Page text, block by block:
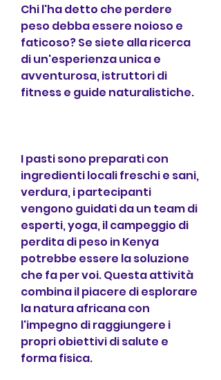
Chi l'ha detto che perdere
peso debba essere noioso e
faticoso? Se siete alla ricerca
di un'esperienza unica e
avventurosa, istruttori di
fitness e guide naturalistiche.
I pasti sono preparati con
ingredienti locali freschi e sani,
verdura, i partecipanti
vengono guidati da un team di
esperti, yoga, il campeggio di
perdita di peso in Kenya
potrebbe essere la soluzione
che fa per voi. Questa attività
combina il piacere di esplorare
la natura africana con
l'impegno di raggiungere i
propri obiettivi di salute e
forma fisica.